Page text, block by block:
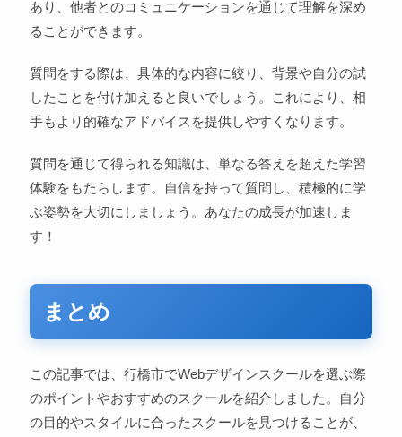
あり、他者とのコミュニケーションを通じて理解を深め
ることができます。
質問をする際は、具体的な内容に絞り、背景や自分の試
したことを付け加えると良いでしょう。これにより、相
手もより的確なアドバイスを提供しやすくなります。
質問を通じて得られる知識は、単なる答えを超えた学習
体験をもたらします。自信を持って質問し、積極的に学
ぶ姿勢を大切にしましょう。あなたの成長が加速しま
す！
まとめ
この記事では、行橋市でWebデザインスクールを選ぶ際
のポイントやおすすめのスクールを紹介しました。自分
の目的やスタイルに合ったスクールを見つけることが、